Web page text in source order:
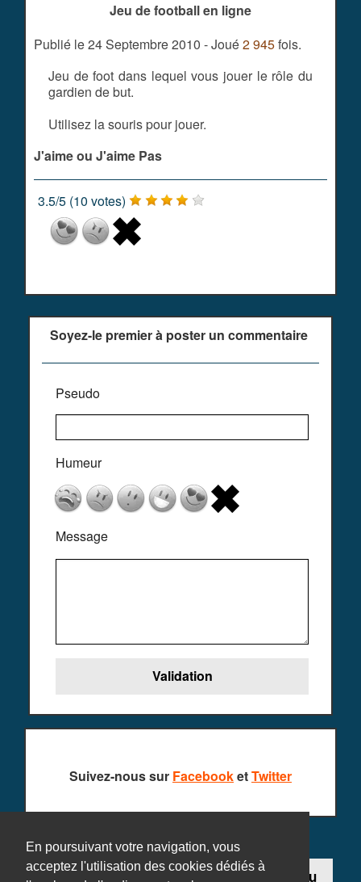
En poursuivant votre navigation, vous
acceptez l'utilisation des cookies dédiés à
Jeu de football en ligne
Publié le 24 Septembre 2010 - Joué2 945fois.
Jeu de foot dans lequel vous jouer le rôle du
gardien de but.
Utilisez la souris pour jouer.
J'aime ou J'aime Pas
3.5/5 (10 votes)
Soyez-le premier à poster un commentaire
Pseudo
Humeur
Message
Suivez-nous sur FacebooketTwitter
Contact Ajouter un jeu